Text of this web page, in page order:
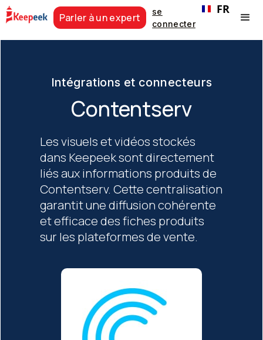
Parler à un expert
se
connecter
FR
Intégrations et connecteurs
Contentserv
Les visuels et vidéos stockés
dans Keepeek sont directement
liés aux informations produits de
Contentserv. Cette centralisation
garantit une diffusion cohérente
et efficace des fiches produits
sur les plateformes de vente.